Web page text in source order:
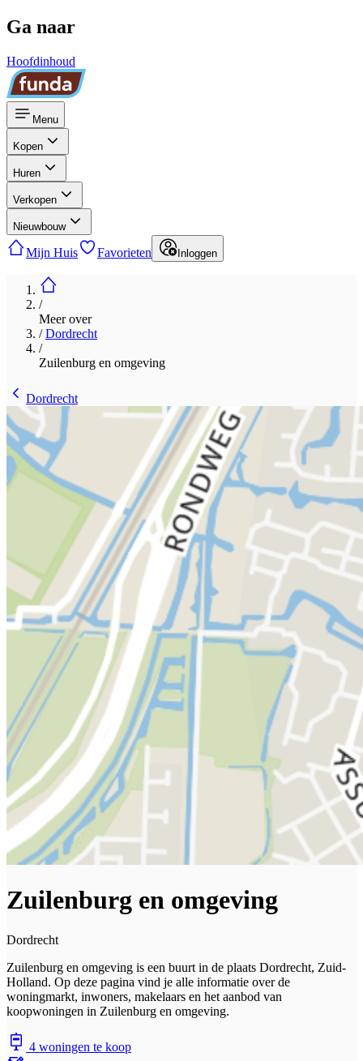
Ga naar
Hoofdinhoud
Menu
Kopen
Huren
Verkopen
Nieuwbouw
Mijn Huis Favorieten Inloggen
/
Meer over
/Dordrecht
/
Zuilenburg en omgeving
Dordrecht
Zuilenburg en omgeving
Dordrecht
Zuilenburg en omgeving is een buurt in de plaats Dordrecht, Zuid-
Holland. Op deze pagina vind je alle informatie over de
woningmarkt, inwoners, makelaars en het aanbod van
koopwoningen in Zuilenburg en omgeving.
4 woningen te koop